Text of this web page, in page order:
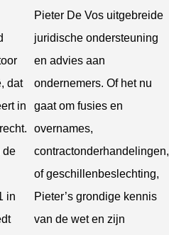
dat
in
de
in
Pieter De Vos uitgebreide
juridische ondersteuning
en advies aan
ondernemers. Of het nu
gaat om fusies en
overnames,
contractonderhandelingen,
of geschillenbeslechting,
Pieter’s grondige kennis
van de wet en zijn